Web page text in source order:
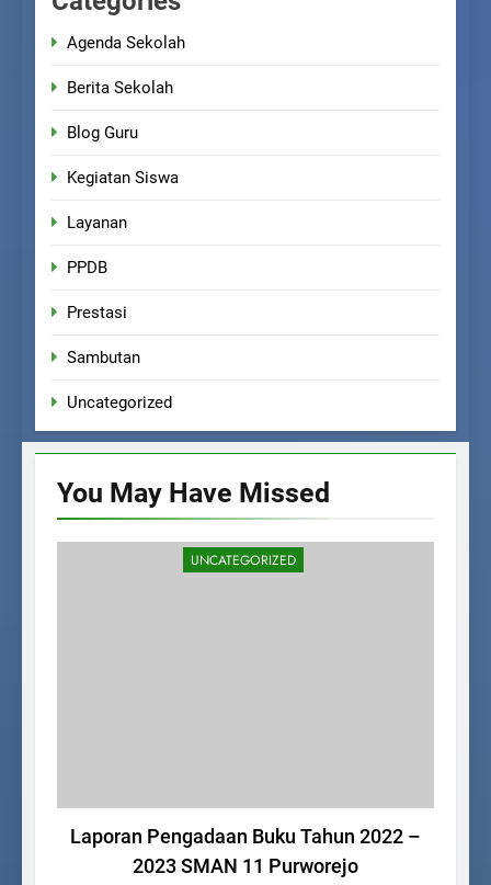
Agenda Sekolah
Berita Sekolah
Blog Guru
Kegiatan Siswa
Layanan
PPDB
Prestasi
Sambutan
Uncategorized
You May Have Missed
UNCATEGORIZED
Laporan Pengadaan Buku Tahun 2022 –
2023 SMAN 11 Purworejo